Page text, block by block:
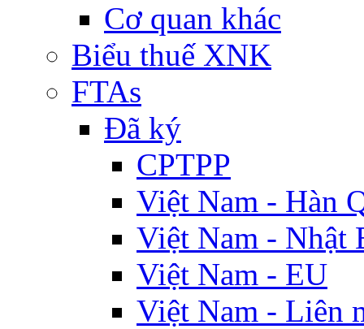
Cơ quan khác
Biểu thuế XNK
FTAs
Đã ký
CPTPP
Việt Nam - Hàn
Việt Nam - Nhật
Việt Nam - EU
Việt Nam - Liên